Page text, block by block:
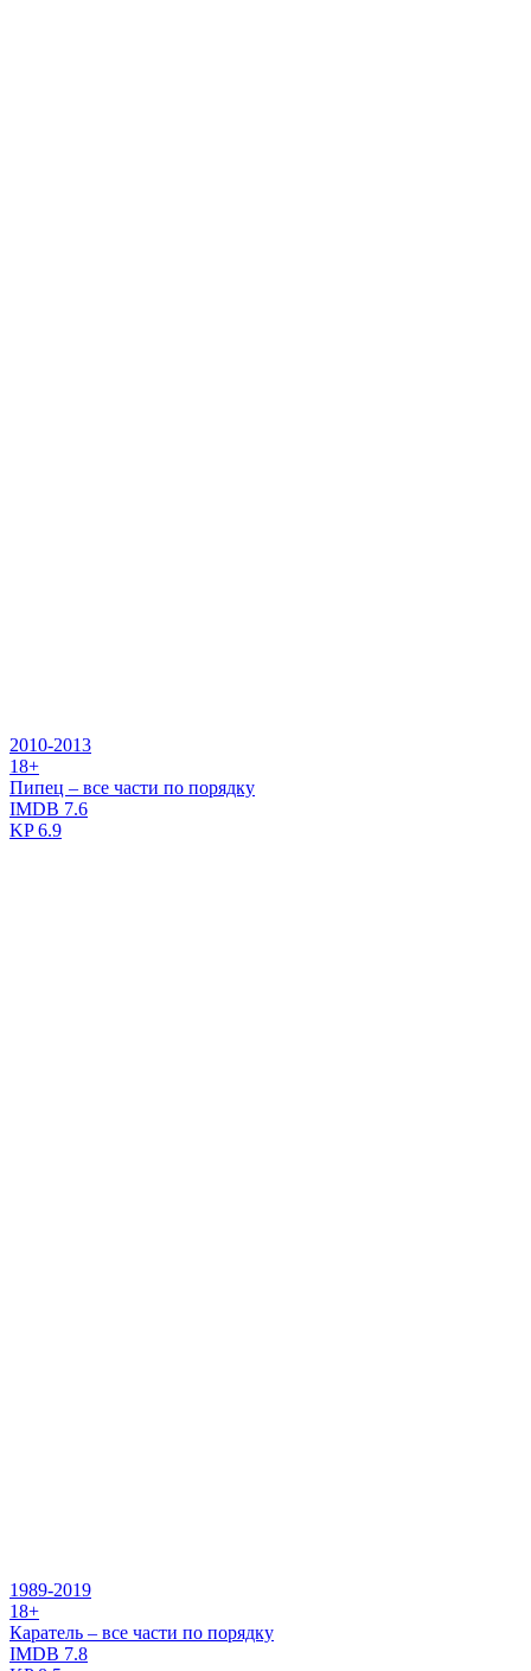
2010-2013
18+
Пипец – все части по порядку
IMDB 7.6
KP6.9
1989-2019
18+
Каратель – все части по порядку
IMDB 7.8